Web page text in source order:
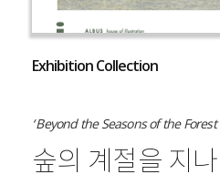
Exhibition Collection
‘ Beyond the Seasons of the Forest ’
숲의 계절을 지나